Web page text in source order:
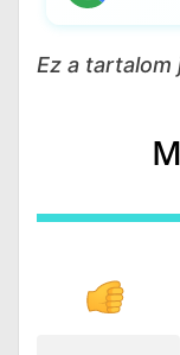
Ez a tartalom